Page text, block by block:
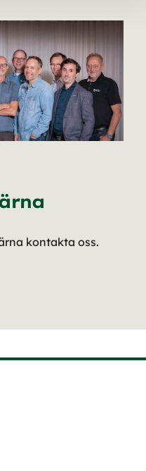
kontakta oss.